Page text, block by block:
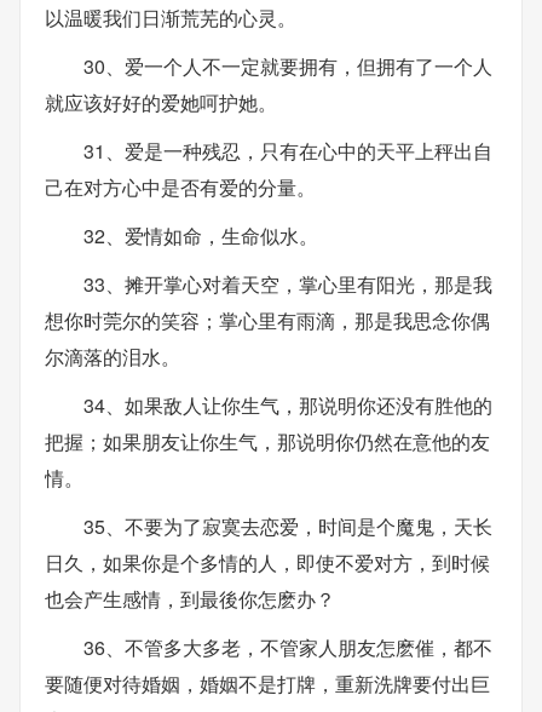
以温暖我们日渐荒芜的心灵。
30、爱一个人不一定就要拥有，但拥有了一个人
就应该好好的爱她呵护她。
31、爱是一种残忍，只有在心中的天平上秤出自
己在对方心中是否有爱的分量。
32、爱情如命，生命似水。
33、摊开掌心对着天空，掌心里有阳光，那是我
想你时莞尔的笑容；掌心里有雨滴，那是我思念你偶
尔滴落的泪水。
34、如果敌人让你生气，那说明你还没有胜他的
把握；如果朋友让你生气，那说明你仍然在意他的友
情。
35、不要为了寂寞去恋爱，时间是个魔鬼，天长
日久，如果你是个多情的人，即使不爱对方，到时候
也会产生感情，到最後你怎麽办？
36、不管多大多老，不管家人朋友怎麽催，都不
要随便对待婚姻，婚姻不是打牌，重新洗牌要付出巨